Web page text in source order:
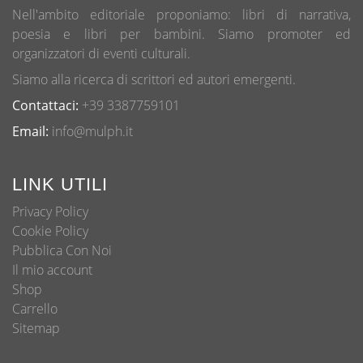
prodotto
Nell'ambito editoriale proponiamo: libri di narrativa,
poesia e libri per bambini. Siamo promoter ed
organizzatori di eventi culturali.
Siamo alla ricerca di scrittori ed autori emergenti.
Contattaci: +39 3387759101
Email: info@mulph.it
LINK UTILI
Privacy Policy
Cookie Policy
Pubblica Con Noi
Il mio account
Shop
Carrello
Sitemap